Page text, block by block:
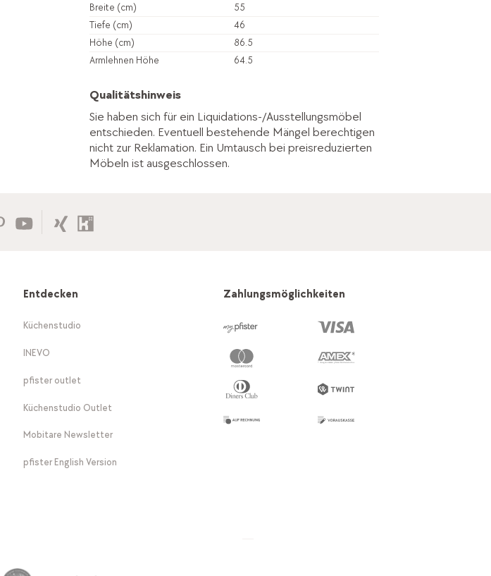
Breite (cm)
55
Tiefe (cm)
46
Höhe (cm)
86.5
Armlehnen Höhe
64.5
Qualitätshinweis
Sie haben sich für ein Liquidations-/Ausstellungsmöbel
entschieden. Eventuell bestehende Mängel berechtigen
nicht zur Reklamation. Ein Umtausch bei preisreduzierten
Möbeln ist ausgeschlossen.
Entdecken
Küchenstudio
INEVO
pfister outlet
Küchenstudio Outlet
Mobitare Newsletter
pfister English Version
Zahlungsmöglichkeiten